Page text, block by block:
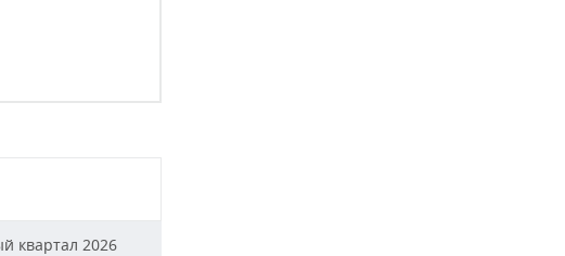
квартал 2026